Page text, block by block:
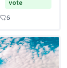
vote
6